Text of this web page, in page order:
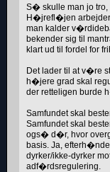
S� skulle man jo tro,
H�jrefl�jen
man kalder
bekender sig til
klart ud til fordel for
Det lader til at v�re
h�jere grad skal
der retteligen burde
Samfundet skal
Samfundet skal
ogs� d�r, hvor
basis. Ja,
dyrker/ikke-dyrker
adf�rdsregulering.